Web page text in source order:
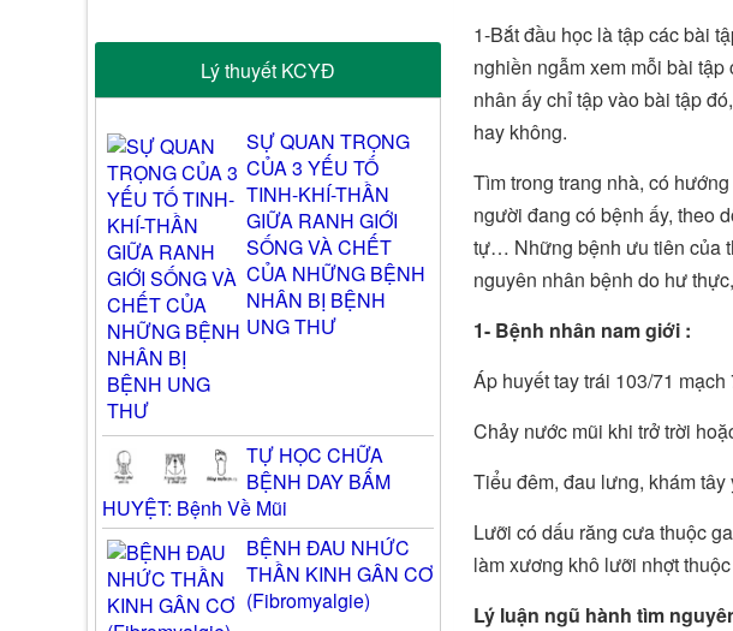
1-Bắt đầu học là tập các bài
nghiền ngẫm xem mỗi bài
nhân ấy chỉ tập vào bài tập
hay không.
Tìm trong trang nhà, có
người đang có bệnh ấy, theo
tự… Những bệnh ưu tiên của
nguyên nhân bệnh do hư
1- Bệnh nhân nam giới :
Áp huyết tay trái 103/71
Chảy nước mũi khi trở trời
Tiểu đêm, đau lưng, khám
Lưỡi có dấu răng cưa thuộc
làm xương khô lưỡi nhợt
Lý luận ngũ hành tìm
Lý thuyết KCYĐ
SỰ QUAN TRỌNG
CỦA 3 YẾU TỐ
TINH-KHÍ-THẦN
GIỮA RANH GIỚI
SỐNG VÀ CHẾT
CỦA NHỮNG BỆNH
NHÂN BỊ BỆNH
UNG THƯ
TỰ HỌC CHỮA
BỆNH DAY BẤM
HUYỆT: Bệnh Về Mũi
BỆNH ĐAU NHỨC
THẦN KINH GÂN CƠ
(Fibromyalgie)